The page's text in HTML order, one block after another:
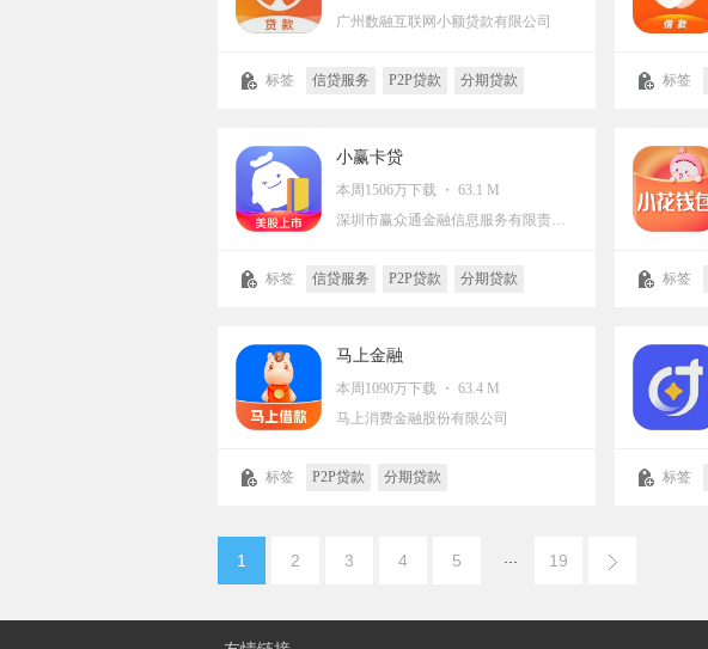
广州数融互联网小额贷款有限公司
标签 信贷服务 P2P贷款 分期贷款 标签
小赢卡贷
本周1506万下载 ・ 63.1 M
深圳市赢众通金融信息服务有限责任公司
标签 信贷服务 P2P贷款 分期贷款 标签
马上金融
本周1090万下载 ・ 63.4 M
马上消费金融股份有限公司
标签 P2P贷款 分期贷款 标签
1 2 3 4 5 ... 19